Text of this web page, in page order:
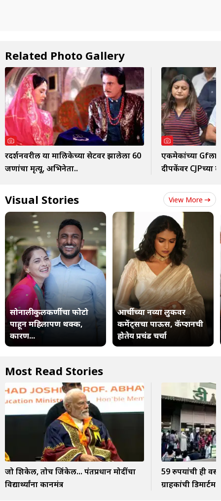
Related Photo Gallery
दूरदर्शनवरील या मालिकेच्या सेटवर झालेला 60
जणांचा मृत्यू, अभिनेता..
एकमेकांच्या Gfला
दीपकेंवर CJPच्या
Visual Stories View More
सोनाली कुलकर्णीचा फोटो
पाहून महिलापण थक्क,
कारण...
आर्चीच्या नव्या लुकवर
कमेंट्सचा पाऊस, कॅप्शनची
होतेय प्रचंड चर्चा
Most Read Stories
जो शिकेल, तोच जिंकेल... पंतप्रधान मोदींचा
विद्यार्थ्यांना कानमंत्र
59 रुपयांची ही
ग्राहकांची